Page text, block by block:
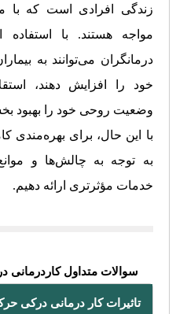
زندگی افرادی است که
مواجه هستند. با
درمانگران می‌توانند به
خود را افزایش دهند،
وضعیت روحی خود را بهبود
با این حال، برای بهره‌مندی
به توجه به چالش‌ها و موانع
خدمات مؤثرتری ارائه دهیم.
سوالات متداول کاردرمانی
تاثیرات کار درمانی درکی